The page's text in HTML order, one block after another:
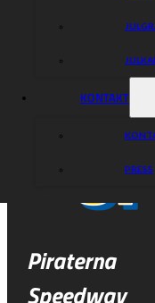
KONTAKT
PRESS
Piraterna
Speedway